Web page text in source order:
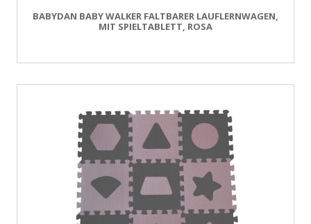
BABYDAN BABY WALKER FALTBARER LAUFLERNWAGEN,
MIT SPIELTABLETT, ROSA